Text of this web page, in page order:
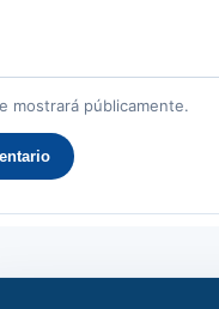
mostrará públicamente.